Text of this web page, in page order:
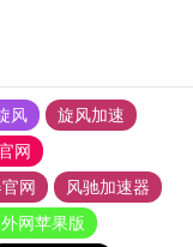
风
旋风加速
网
网
风驰加速器
网苹果版